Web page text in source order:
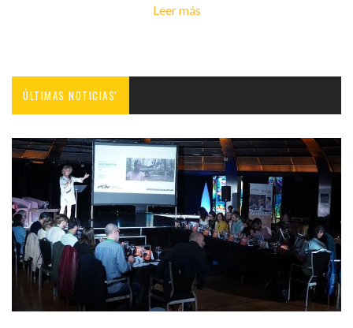
Leer más
ÚLTIMAS NOTICIAS'